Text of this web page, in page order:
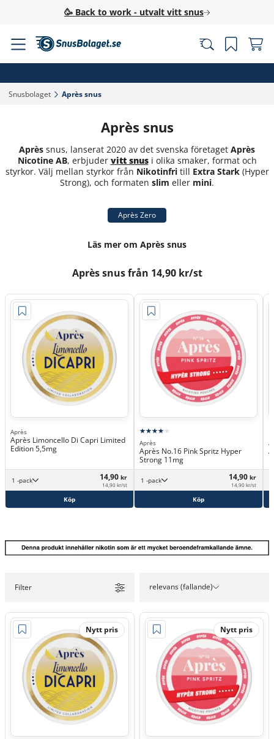
🥳 Back to work - utvalt vitt snus
Snusbolaget‎ Après snus‎
Après snus
Après snus, lanserat 2020 av det svenska företaget Après
Nicotine AB, erbjuder vitt snusi olika smaker, format och
styrkor. Välj mellan styrkor från Nikotinfritill Extra Stark(Hyper
Strong), och formaten slim eller mini.
Après Zero
Läs mer om Après snus
Après snus från 14,90 kr/st
Après
Après Limoncello Di Capri Limited
Edition 5,5mg
1 -pack 14,90 kr
14,90 kr/st
Köp
Après
Après No.16 Pink Spritz Hyper
Strong 11mg
1 -pack 14,90 kr
14,90 kr/st
Köp
Filter relevans (fallande)
Nytt pris Nytt pris